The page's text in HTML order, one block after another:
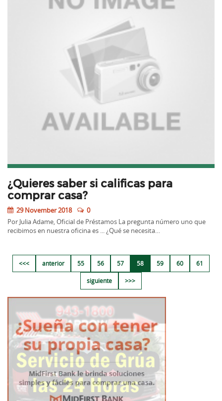
¿Quieres saber si calificas para
comprar casa?
29 November 2018
0
Por Julia Adame, Oficial de Préstamos La pregunta número uno que
recibimos en nuestra oficina es ... ¿Qué se necesita…
<<< anterior 55 56 57 58 59 60 61
siguiente >>>